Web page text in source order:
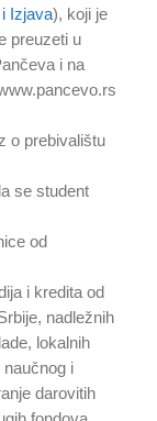
Izjava), koji je
preuzeti u
i na
o prebivalištu
se student
od
i kredita od
nadležnih
lokalnih
i
darovitih